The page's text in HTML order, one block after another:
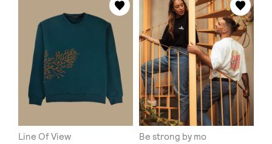
Line Of View Be strong by mo